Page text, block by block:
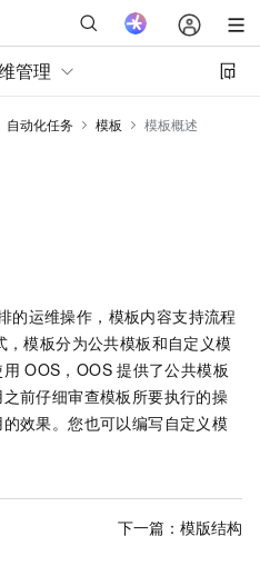
管理
自动化任务 模板 模板概述
的运维操作，模板内容支持流程
，模板分为公共模板和自定义模
OOS，OOS 提供了公共模板
前仔细审查模板所要执行的操
效果。您也可以编写自定义模
下一篇： 模版结构